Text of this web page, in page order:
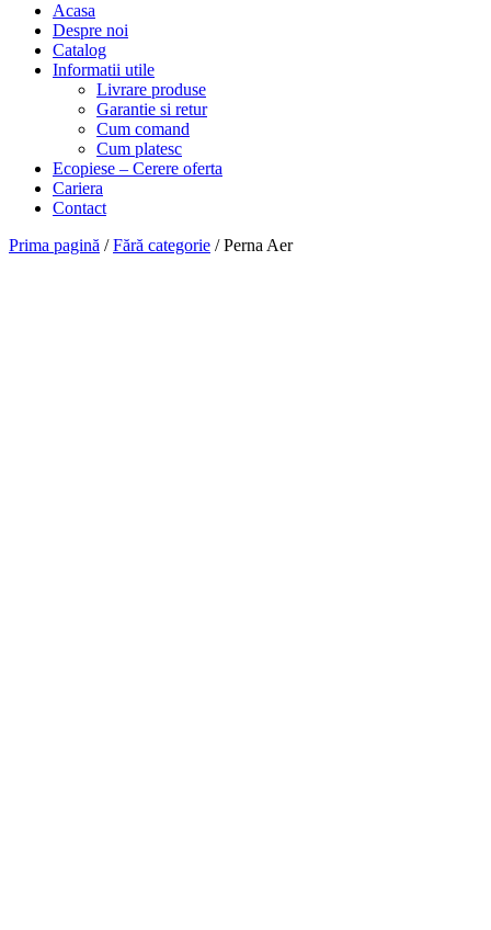
Acasa
Despre noi
Catalog
Informatii utile
Livrare produse
Garantie si retur
Cum comand
Cum platesc
Ecopiese – Cerere oferta
Cariera
Contact
Prima pagină /Fără categorie / Perna Aer